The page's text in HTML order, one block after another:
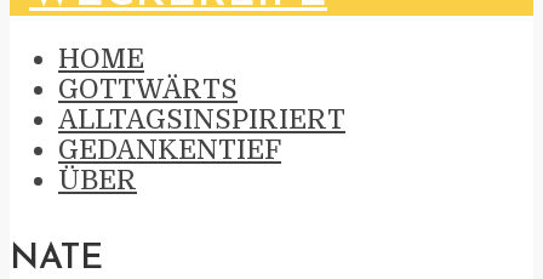
HOME
GOTTWÄRTS
ALLTAGSINSPIRIERT
GEDANKENTIEF
ÜBER
NATE